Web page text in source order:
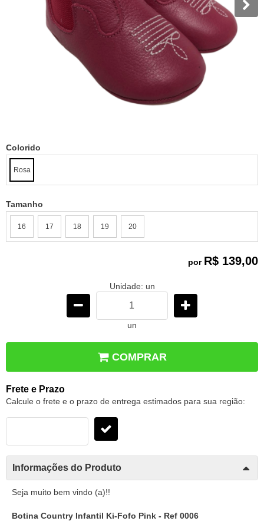
Colorido
Rosa
Tamanho
16 17 18 19 20
por R$ 139,00
Unidade: un
un
COMPRAR
Frete e Prazo
Calcule o frete e o prazo de entrega estimados para sua região:
Informações do Produto
Seja muito bem vindo (a)!!
Botina Country Infantil Ki-Fofo Pink - Ref 0006